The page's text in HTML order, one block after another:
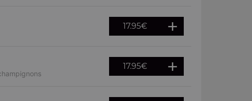
17.95€
17.95€